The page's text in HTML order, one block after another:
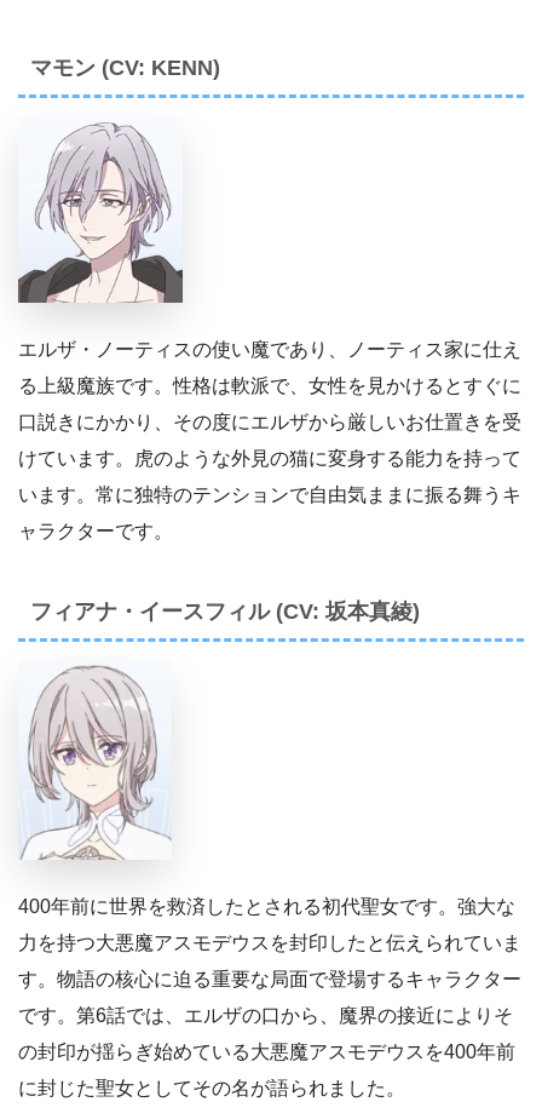
マモン (CV: KENN)
エルザ・ノーティスの使い魔であり、ノーティス家に仕え
る上級魔族です。性格は軟派で、女性を見かけるとすぐに
口説きにかかり、その度にエルザから厳しいお仕置きを受
けています。虎のような外見の猫に変身する能力を持って
います。常に独特のテンションで自由気ままに振る舞うキ
ャラクターです。
フィアナ・イースフィル (CV: 坂本真綾)
400年前に世界を救済したとされる初代聖女です。強大な
力を持つ大悪魔アスモデウスを封印したと伝えられていま
す。物語の核心に迫る重要な局面で登場するキャラクター
です。第6話では、エルザの口から、魔界の接近によりそ
の封印が揺らぎ始めている大悪魔アスモデウスを400年前
に封じた聖女としてその名が語られました。